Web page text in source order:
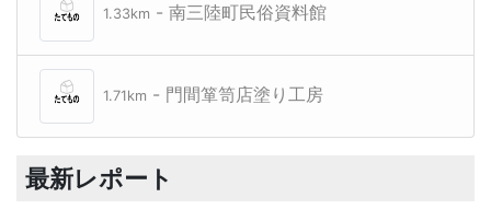
1.33km - 南三陸町民俗資料館
1.71km - 門間箪笥店塗り工房
最新レポート